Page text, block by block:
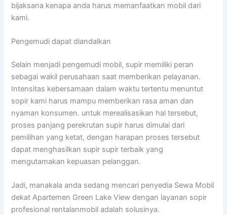
bijaksana kenapa anda harus memanfaatkan mobil dari
kami.
Pengemudi dapat diandalkan
Selain menjadi pengemudi mobil, supir memiliki peran
sebagai wakil perusahaan saat memberikan pelayanan.
Intensitas kebersamaan dalam waktu tertentu menuntut
sopir kami harus mampu memberikan rasa aman dan
nyaman konsumen. untuk merealisasikan hal tersebut,
proses panjang perekrutan supir harus dimulai dari
pemilihan yang ketat, dengan harapan proses tersebut
dapat menghasilkan supir supir terbaik yang
mengutamakan kepuasan pelanggan.
Jadi, manakala anda sedang mencari penyedia Sewa Mobil
dekat Apartemen Green Lake View dengan layanan sopir
profesional rentalanmobil adalah solusinya.